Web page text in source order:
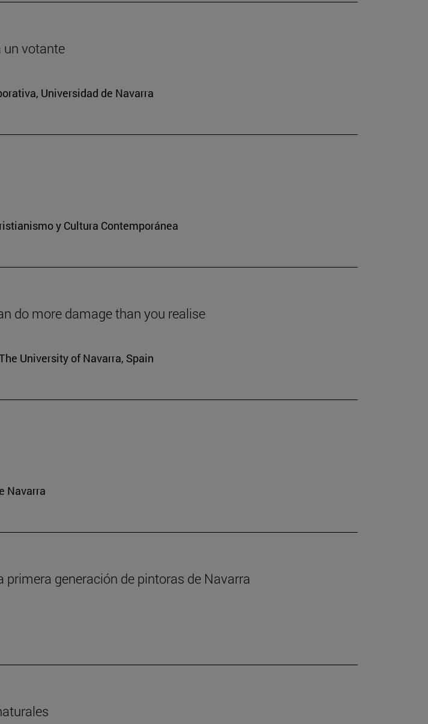
un votante
Universidad de Navarra
y Cultura Contemporánea
do more damage than you realise
University of Navarra, Spain
Navarra
primera generación de pintoras de Navarra